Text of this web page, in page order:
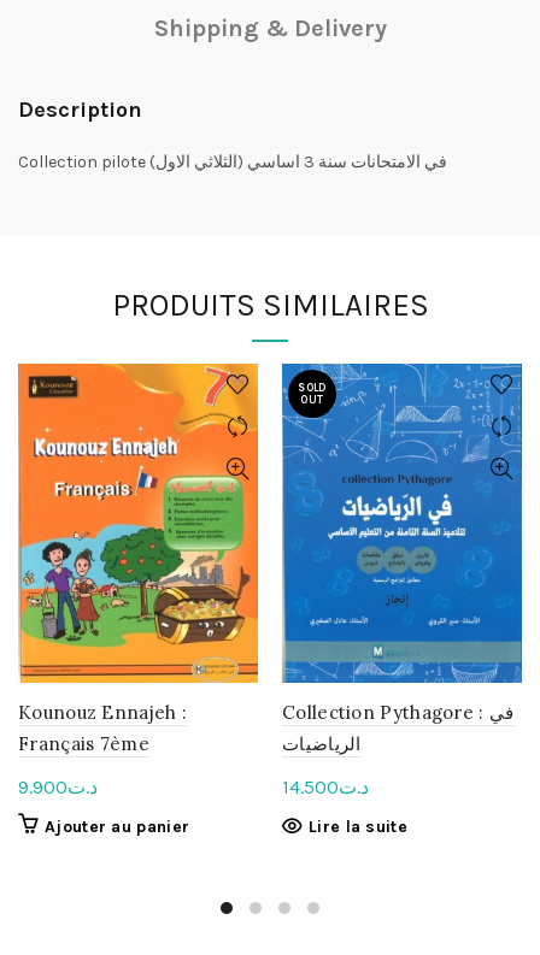
Shipping & Delivery
Description
Collection pilote في الامتحانات سنة 3 اساسي (الثلاثي الاول)
PRODUITS SIMILAIRES
Kounouz Ennajeh :
Français 7ème
د.ت9.900
Ajouter au panier
SOLD
OUT
Collection Pythagore : في
الرياضيات
د.ت14.500
Lire la suite